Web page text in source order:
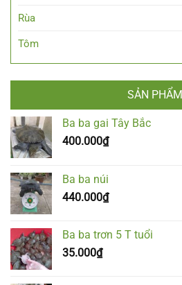
Rùa
Tôm
SẢN PHẨM
Ba ba gai Tây Bắc
400.000₫
Ba ba núi
440.000₫
Ba ba trơn 5 T tuổi
35.000₫